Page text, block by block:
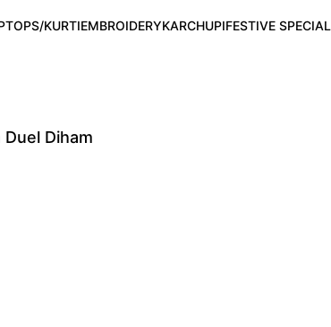
TOPS/KURTIEMBROIDERYKARCHUPIFESTIVE SPECIAL
Duel Diham